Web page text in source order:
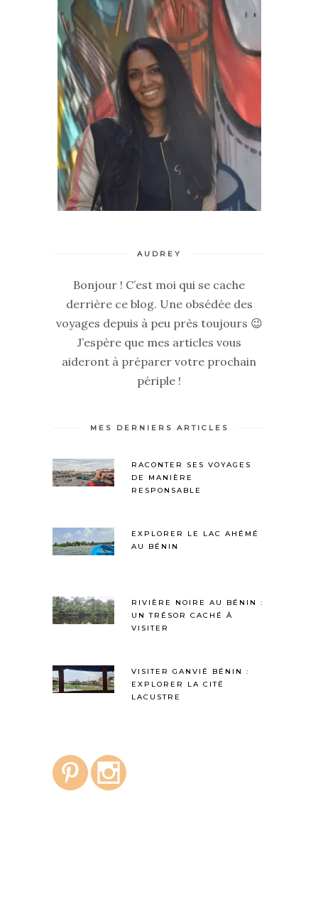
AUDREY
Bonjour ! C’est moi qui se cache
derrière ce blog. Une obsédée des
voyages depuis à peu près toujours 😉
J’espère que mes articles vous
aideront à préparer votre prochain
périple !
MES DERNIERS ARTICLES
RACONTER SES VOYAGES
DE MANIÈRE
RESPONSABLE
EXPLORER LE LAC AHÉMÉ
AU BÉNIN
RIVIÈRE NOIRE AU BÉNIN :
UN TRÉSOR CACHÉ À
VISITER
VISITER GANVIÉ BÉNIN :
EXPLORER LA CITÉ
LACUSTRE